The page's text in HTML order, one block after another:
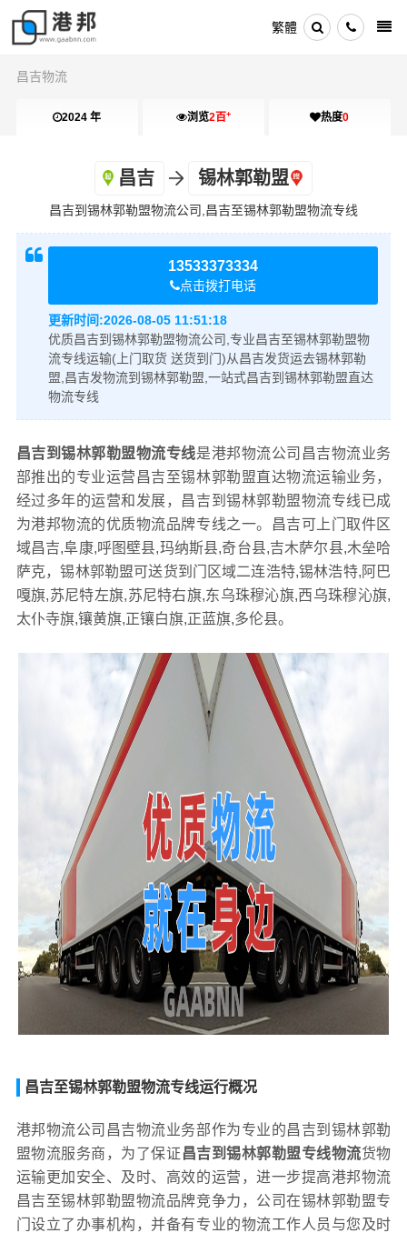
繁體
昌吉物流
2024 年 浏览2百+ 热度0
昌吉 锡林郭勒盟
昌吉到锡林郭勒盟物流公司,昌吉至锡林郭勒盟物流专线
13533373334
点击拨打电话
更新时间:2026-08-05 11:51:18
优质昌吉到锡林郭勒盟物流公司,专业昌吉至锡林郭勒盟物
流专线运输(上门取货 送货到门)从昌吉发货运去锡林郭勒
盟,昌吉发物流到锡林郭勒盟,一站式昌吉到锡林郭勒盟直达
物流专线
昌吉到锡林郭勒盟物流专线是港邦物流公司昌吉物流业务
部推出的专业运营昌吉至锡林郭勒盟直达物流运输业务，
经过多年的运营和发展，昌吉到锡林郭勒盟物流专线已成
为港邦物流的优质物流品牌专线之一。昌吉可上门取件区
域昌吉,阜康,呼图壁县,玛纳斯县,奇台县,吉木萨尔县,木垒哈
萨克，锡林郭勒盟可送货到门区域二连浩特,锡林浩特,阿巴
嘎旗,苏尼特左旗,苏尼特右旗,东乌珠穆沁旗,西乌珠穆沁旗,
太仆寺旗,镶黄旗,正镶白旗,正蓝旗,多伦县。
昌吉至锡林郭勒盟物流专线运行概况
港邦物流公司昌吉物流业务部作为专业的昌吉到锡林郭勒
盟物流服务商，为了保证 昌吉到锡林郭勒盟专线物流货物
运输更加安全、及时、高效的运营，进一步提高港邦物流
昌吉至锡林郭勒盟物流品牌竞争力，公司在锡林郭勒盟专
门设立了办事机构，并备有专业的物流工作人员与您及时